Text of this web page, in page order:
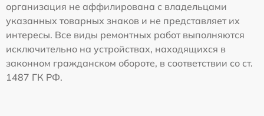
организация не аффилирована с владельцами
указанных товарных знаков и не представляет их
интересы. Все виды ремонтных работ выполняются
исключительно на устройствах, находящихся в
законном гражданском обороте, в соответствии со ст.
1487 ГК РФ.